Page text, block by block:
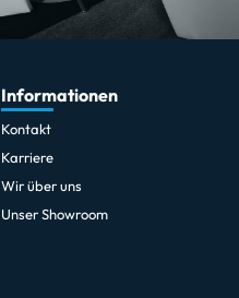
Informationen
Kontakt
Karriere
Wir über uns
Unser Showroom